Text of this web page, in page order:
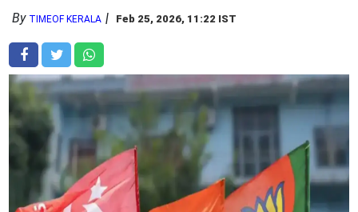
By TIMEOF KERALA Feb 25, 2026, 11:22 IST